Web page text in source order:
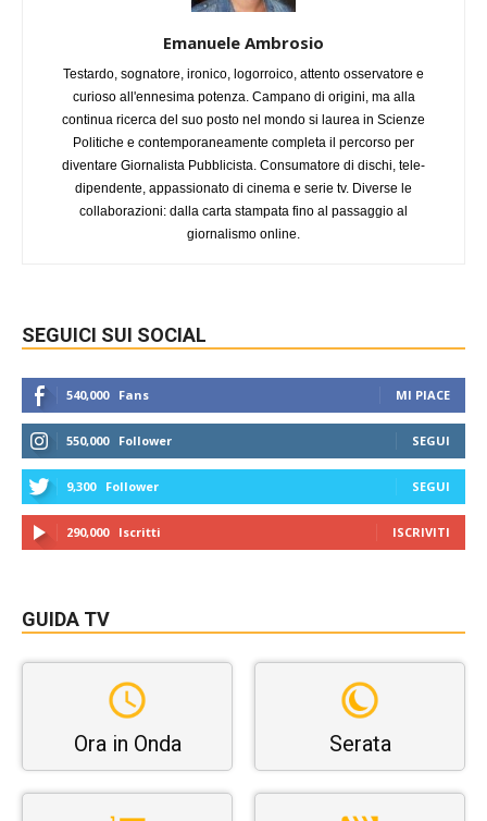
Emanuele Ambrosio
Testardo, sognatore, ironico, logorroico, attento osservatore e
curioso all'ennesima potenza. Campano di origini, ma alla
continua ricerca del suo posto nel mondo si laurea in Scienze
Politiche e contemporaneamente completa il percorso per
diventare Giornalista Pubblicista. Consumatore di dischi, tele-
dipendente, appassionato di cinema e serie tv. Diverse le
collaborazioni: dalla carta stampata fino al passaggio al
giornalismo online.
SEGUICI SUI SOCIAL
540,000 Fans MI PIACE
550,000 Follower SEGUI
9,300 Follower SEGUI
290,000 Iscritti ISCRIVITI
GUIDA TV
Ora in Onda Serata